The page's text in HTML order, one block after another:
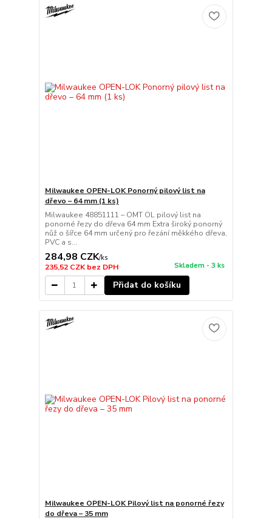
Milwaukee OPEN-LOK Ponorný pilový list na
dřevo – 64 mm (1 ks)
Milwaukee 48851111 – OMT OL pilový list na
ponorné řezy do dřeva 64 mm Extra široký ponorný
nůž o šířce 64 mm určený pro řezání měkkého dřeva,
PVC a s...
284,98 CZK/ks
235,52 CZKbez DPH Skladem - 3 ks
Přidat do košíku
Milwaukee OPEN-LOK Pilový list na ponorné řezy
do dřeva – 35 mm